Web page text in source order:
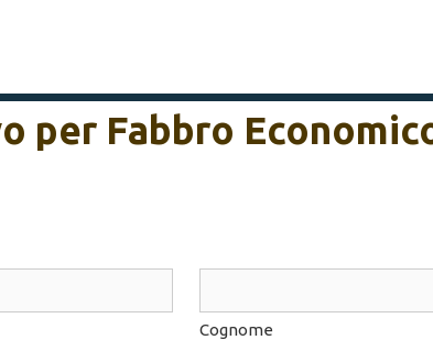
per Fabbro
Cognome